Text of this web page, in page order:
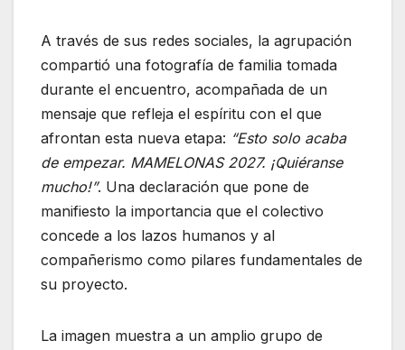
A través de sus redes sociales, la agrupación
compartió una fotografía de familia tomada
durante el encuentro, acompañada de un
mensaje que refleja el espíritu con el que
afrontan esta nueva etapa: “Esto solo acaba
de empezar. MAMELONAS 2027. ¡Quiéranse
mucho!”. Una declaración que pone de
manifiesto la importancia que el colectivo
concede a los lazos humanos y al
compañerismo como pilares fundamentales de
su proyecto.
La imagen muestra a un amplio grupo de